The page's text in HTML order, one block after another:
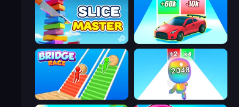
Slice Master
Bridge Race Man Runner 2048